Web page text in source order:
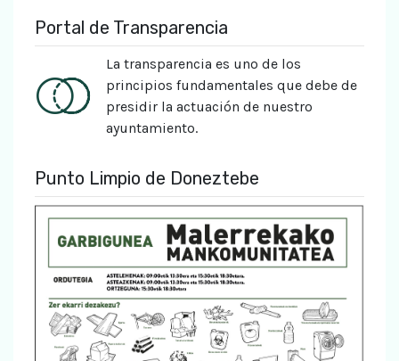
Portal de Transparencia
La transparencia es uno de los
principios fundamentales que debe de
presidir la actuación de nuestro
ayuntamiento.
Punto Limpio de Doneztebe